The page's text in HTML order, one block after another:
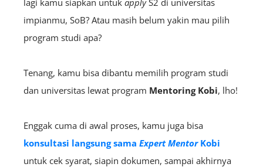
impianmu, SoB? Atau masih belum yakin mau pilih
program studi apa?
Tenang, kamu bisa dibantu memilih program studi
dan universitas lewat program Mentoring Kobi, lho!
Enggak cuma di awal proses, kamu juga bisa
konsultasi langsung sama ExpertMentorKobi
untuk cek syarat, siapin dokumen, sampai akhirnya